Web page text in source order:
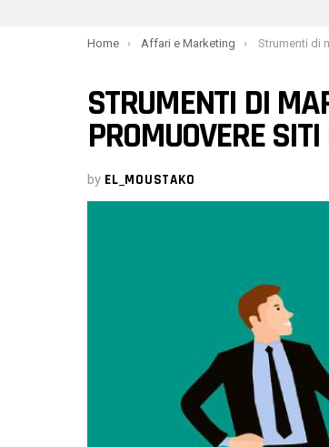
You are here:
Home Affari e Marketing Strumenti di
STRUMENTI DI
PROMUOVERE
by EL_MOUSTAKO